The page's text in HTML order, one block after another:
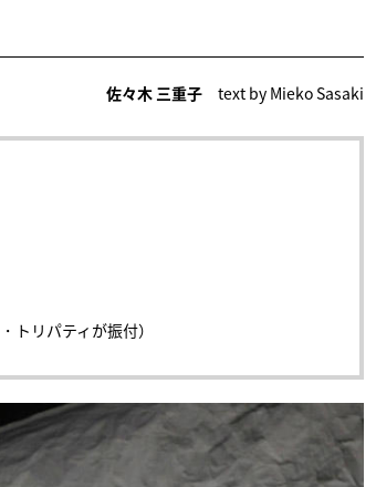
佐々木 三重子 text by Mieko Sasaki
トリパティが振付）